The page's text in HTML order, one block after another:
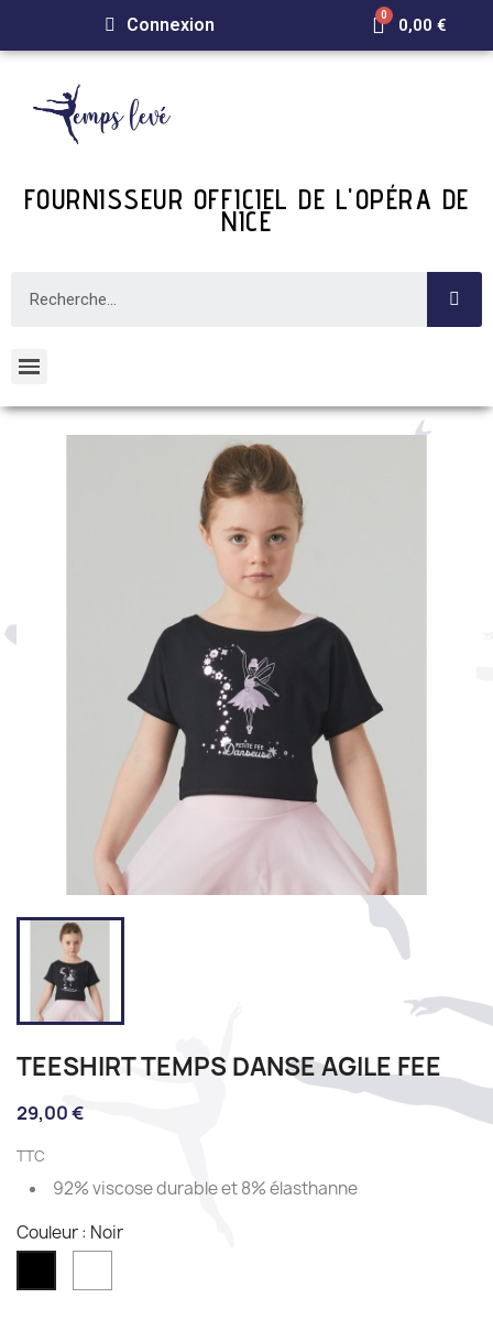
Connexion 0,00 €
FOURNISSEUR OFFICIEL DE L'OPÉRA DE
NICE
TEESHIRT TEMPS DANSE AGILE FEE
29,00 €
TTC
92% viscose durable et 8% élasthanne
Couleur : Noir